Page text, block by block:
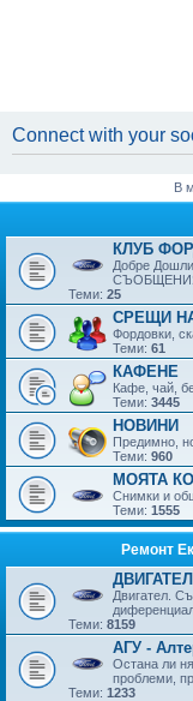
Connect with your
В
КЛУБ
Добре
Теми: 25
СРЕЩИ
Фордовки,
Теми: 61
КАФЕНЕ
Кафе, чай,
Теми: 3445
НОВИНИ
Предимно,
Теми: 960
МОЯТА
Снимки и
Теми: 1555
Ремонт
Двигател.
Теми: 8159
АГУ -
Остана ли
проблеми,
Теми: 1233